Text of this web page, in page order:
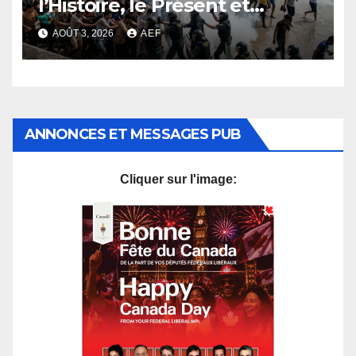
l’Histoire, le Présent et
l’Avenir
AOÛT 3, 2026 AEF
ANNONCES ET MESSAGES PUB
Cliquer sur l'image: